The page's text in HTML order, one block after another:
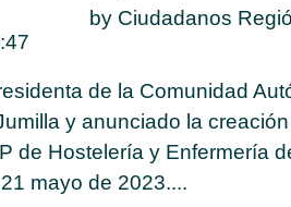
by Ciudadanos
de la Comunidad
y anunciado la
de Hostelería y Enfermería
mayo de 2023....